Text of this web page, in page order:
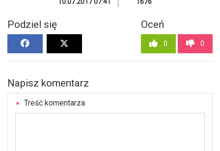
Podziel się Oceń
0 0
Napisz komentarz
Treść komentarza